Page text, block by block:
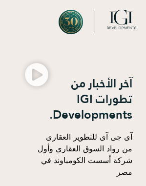
الأخبار من
تطورات IGI
آى للتطوير العقارى
السوق العقاري وأول
أسست الكومباوند في